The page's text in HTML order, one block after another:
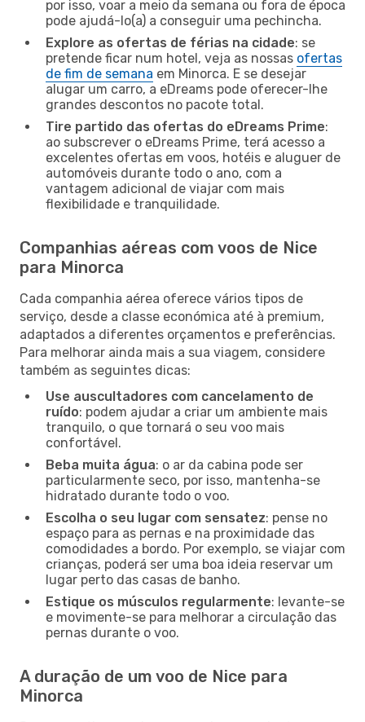
por isso, voar a meio da semana ou fora de época
pode ajudá-lo(a) a conseguir uma pechincha.
Explore as ofertas de férias na cidade: se
pretende ficar num hotel, veja as nossas ofertas
de fim de semana em Minorca. E se desejar
alugar um carro, a eDreams pode oferecer-lhe
grandes descontos no pacote total.
Tire partido das ofertas do eDreams Prime:
ao subscrever o eDreams Prime, terá acesso a
excelentes ofertas em voos, hotéis e aluguer de
automóveis durante todo o ano, com a
vantagem adicional de viajar com mais
flexibilidade e tranquilidade.
Companhias aéreas com voos de Nice
para Minorca
Cada companhia aérea oferece vários tipos de
serviço, desde a classe económica até à premium,
adaptados a diferentes orçamentos e preferências.
Para melhorar ainda mais a sua viagem, considere
também as seguintes dicas:
Use auscultadores com cancelamento de
ruído: podem ajudar a criar um ambiente mais
tranquilo, o que tornará o seu voo mais
confortável.
Beba muita água: o ar da cabina pode ser
particularmente seco, por isso, mantenha-se
hidratado durante todo o voo.
Escolha o seu lugar com sensatez: pense no
espaço para as pernas e na proximidade das
comodidades a bordo. Por exemplo, se viajar com
crianças, poderá ser uma boa ideia reservar um
lugar perto das casas de banho.
Estique os músculos regularmente: levante-se
e movimente-se para melhorar a circulação das
pernas durante o voo.
A duração de um voo de Nice para
Minorca